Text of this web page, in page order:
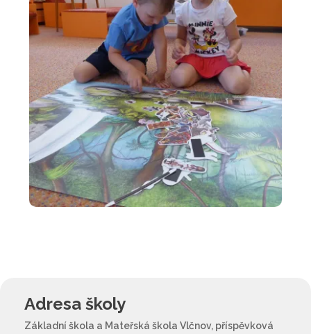
Adresa školy
Základní škola a Mateřská škola Vlčnov, příspěvková